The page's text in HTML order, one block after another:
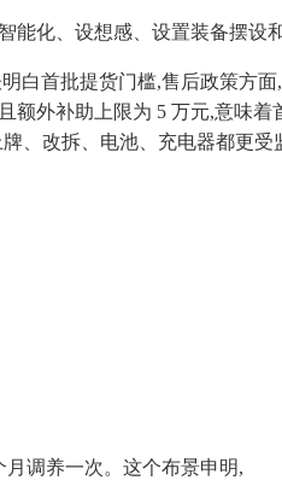
化、设想感、设置装备摆设和
首批提货门槛,售后政策方面,
额外补助上限为 5 万元,意味
、改拆、电池、充电器都更
月调养一次。这个布景申明,